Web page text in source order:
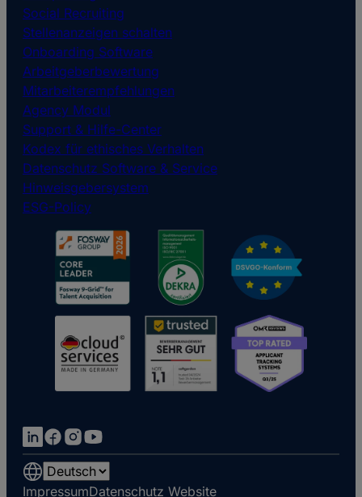
Social Recruiting
Stellenanzeigen schalten
Onboarding Software
Arbeitgeberbewertung
Mitarbeiterempfehlungen
Agency Modul
Support & Hilfe-Center
Kodex für ethisches Verhalten
Datenschutz Software & Service
Hinweisgebersystem
ESG-Policy
Choose
a
ImpressumDatenschutz Website